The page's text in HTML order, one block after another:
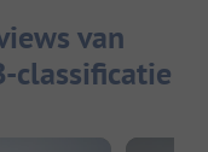
van
classificatie